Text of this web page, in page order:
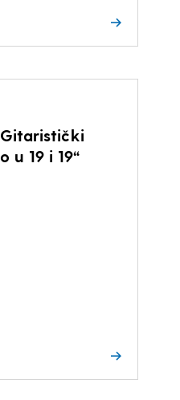
u 19 i 19“